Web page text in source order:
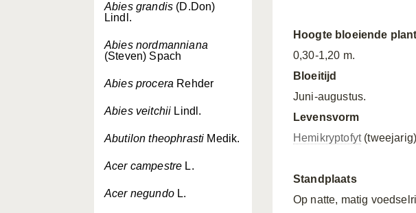
Abies grandis (D.Don)
Lindl.
Abies nordmanniana
(Steven) Spach
Abies procera Rehder
Abies veitchii Lindl.
Abutilon theophrasti Medik.
Acer campestre L.
Acer negundoL.
Hoogte bloeiende plant
0,30-1,20 m.
Bloeitijd
Juni-augustus.
Levensvorm
Hemikryptofyt
Standplaats
Op natte, matig